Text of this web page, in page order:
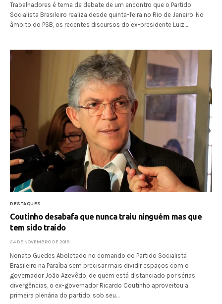
Trabalhadores é tema de debate de um encontro que o Partido
Socialista Brasileiro realiza desde quinta-feira no Rio de Janeiro. No
âmbito do PSB, os recentes discursos do ex-presidente Luiz…
DESTAQUES
Coutinho desabafa que nunca traiu ninguém mas que
tem sido traído
24 DE NOVEMBRO DE 2019
Nonato Guedes Aboletado no comando do Partido Socialista
Brasileiro na Paraíba sem precisar mais dividir espaços com o
governador João Azevêdo, de quem está distanciado por sérias
divergências, o ex-governador Ricardo Coutinho aproveitou a
primeira plenária do partido, sob seu…